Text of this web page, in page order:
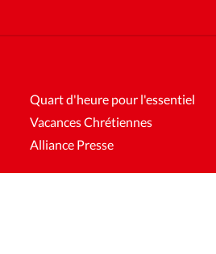
Quart d'heure pour l'essentiel
Vacances Chrétiennes
Alliance Presse